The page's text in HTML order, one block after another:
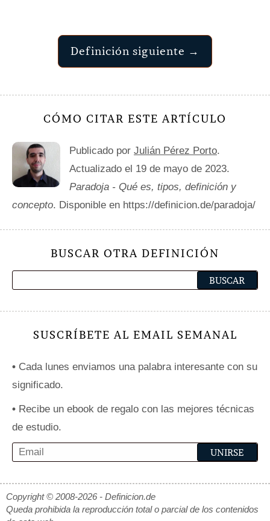
Definición siguiente →
CÓMO CITAR ESTE ARTÍCULO
Publicado por Julián Pérez Porto.
Actualizado el 19 de mayo de 2023.
Paradoja - Qué es, tipos, definición y
concepto. Disponible en https://definicion.de/paradoja/
BUSCAR OTRA DEFINICIÓN
SUSCRÍBETE AL EMAIL SEMANAL
• Cada lunes enviamos una palabra interesante con su
significado.
• Recibe un ebook de regalo con las mejores técnicas
de estudio.
Copyright © 2008-2026 - Definicion.de
Queda prohibida la reproducción total o parcial de los contenidos